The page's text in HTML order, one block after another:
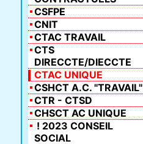
CSFPE
CNIT
CTAC TRAVAIL
CTS
DIRECCTE/DIECCTE
CTAC UNIQUE
CSHCT A.C. "TRAVAIL"
CTR - CTSD
CHSCT AC UNIQUE
! 2023 CONSEIL
SOCIAL